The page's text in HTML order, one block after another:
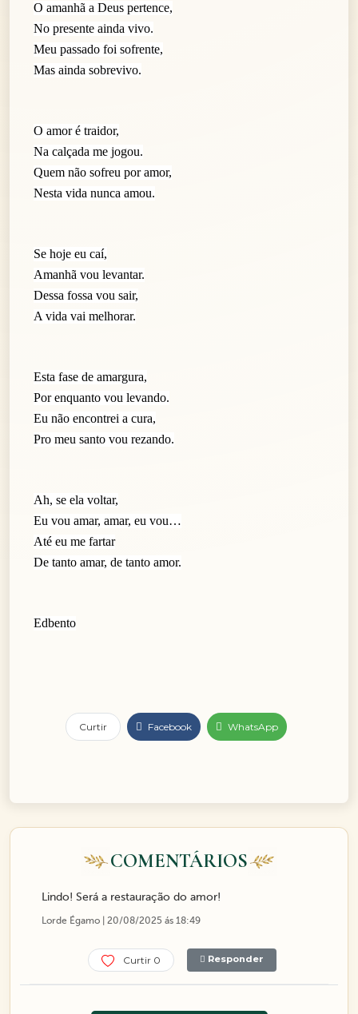
O amanhã a Deus pertence,
No presente ainda vivo.
Meu passado foi sofrente,
Mas ainda sobrevivo.
O amor é traidor,
Na calçada me jogou.
Quem não sofreu por amor,
Nesta vida nunca amou.
Se hoje eu caí,
Amanhã vou levantar.
Dessa fossa vou sair,
A vida vai melhorar.
Esta fase de amargura,
Por enquanto vou levando.
Eu não encontrei a cura,
Pro meu santo vou rezando.
Ah, se ela voltar,
Eu vou amar, amar, eu vou…
Até eu me fartar
De tanto amar, de tanto amor.
Edbento
Curtir Facebook WhatsApp
COMENTÁRIOS
Lindo! Será a restauração do amor!
Lorde Égamo | 20/08/2025 ás 18:49
Curtir 0 Responder